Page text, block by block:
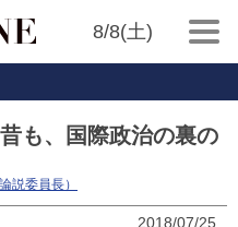
8/8(土)
も、国際政治の裏の
説委員長）
2018/07/25